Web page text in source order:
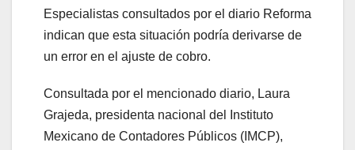
Especialistas consultados por el diario Reforma
indican que esta situación podría derivarse de
un error en el ajuste de cobro.
Consultada por el mencionado diario, Laura
Grajeda, presidenta nacional del Instituto
Mexicano de Contadores Públicos (IMCP),